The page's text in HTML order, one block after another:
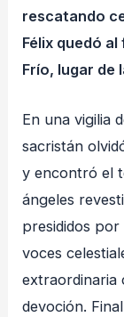
rescatando
Félix quedó
Frío, lugar de
En una vigilia
sacristán
y encontró el
ángeles
presididos por
voces
extraordinaria
devoción.